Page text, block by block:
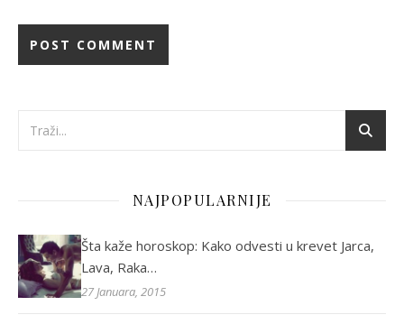
NAJPOPULARNIJE
Šta kaže horoskop: Kako odvesti u krevet Jarca,
Lava, Raka…
27 Januara, 2015